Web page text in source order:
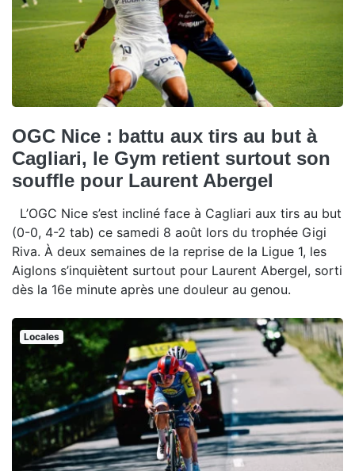
OGC Nice : battu aux tirs au but à
Cagliari, le Gym retient surtout son
souffle pour Laurent Abergel
L’OGC Nice s’est incliné face à Cagliari aux tirs au but
(0-0, 4-2 tab) ce samedi 8 août lors du trophée Gigi
Riva. À deux semaines de la reprise de la Ligue 1, les
Aiglons s’inquiètent surtout pour Laurent Abergel, sorti
dès la 16e minute après une douleur au genou.
Locales